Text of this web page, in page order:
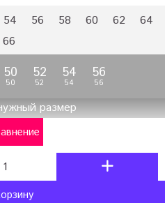
54 56 58 60 62
64
66
50
50
52
52
54
54
56
56
размер